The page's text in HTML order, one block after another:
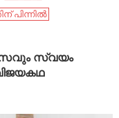
പിന്നിൽ
സ്വയം